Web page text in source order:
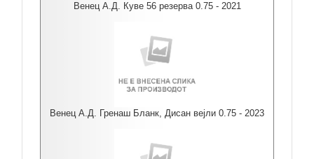
Венец А.Д. Куве 56 резерва 0.75 - 2021
Венец А.Д. Гренаш Бланк, Дисан вејли 0.75 - 2023